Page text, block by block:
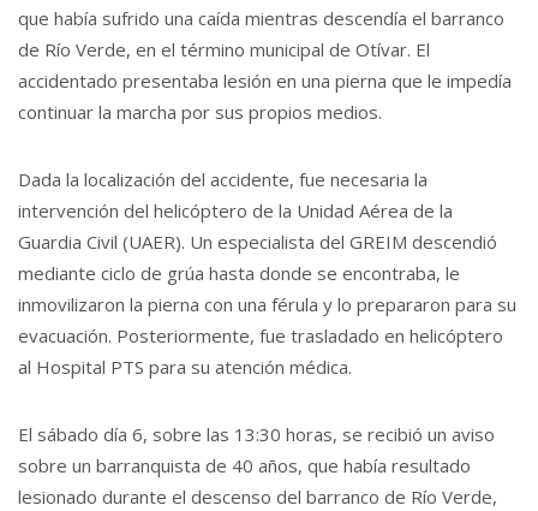
que había sufrido una caída mientras descendía el barranco
de Río Verde, en el término municipal de Otívar. El
accidentado presentaba lesión en una pierna que le impedía
continuar la marcha por sus propios medios.
Dada la localización del accidente, fue necesaria la
intervención del helicóptero de la Unidad Aérea de la
Guardia Civil (UAER). Un especialista del GREIM descendió
mediante ciclo de grúa hasta donde se encontraba, le
inmovilizaron la pierna con una férula y lo prepararon para su
evacuación. Posteriormente, fue trasladado en helicóptero
al Hospital PTS para su atención médica.
El sábado día 6, sobre las 13:30 horas, se recibió un aviso
sobre un barranquista de 40 años, que había resultado
lesionado durante el descenso del barranco de Río Verde,